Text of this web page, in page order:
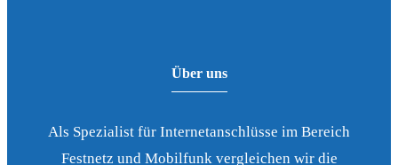
Über uns
Als Spezialist für Internetanschlüsse im Bereich
Festnetz und Mobilfunk vergleichen wir die